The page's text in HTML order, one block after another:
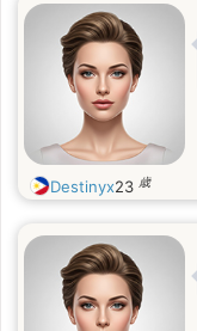
Destinyx23 歳